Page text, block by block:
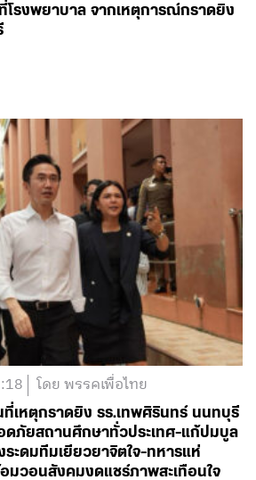
โรงพยาบาล จากเหตุการณ์กราดยิง
โดย พรรคเพื่อไทย
ที่เหตุกราดยิง รร.เทพศิรินทร์ นนทบุรี
ดภัยสถานศึกษาทั่วประเทศ-แก้ปมบูล
ระดมทีมเยียวยาจิตใจ-ทหารแห่
มวอนสังคมงดแชร์ภาพสะเทือนใจ